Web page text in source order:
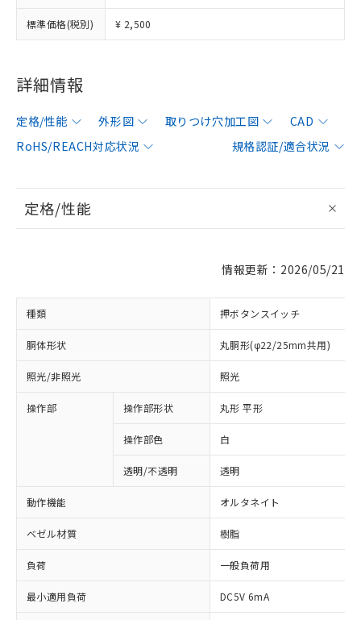
標準価格(税別) ¥ 2,500
詳細情報
定格/性能 外形図 取りつけ穴加工図
CAD
RoHS/REACH対応状況
規格認証/適合状況
定格/性能
情報更新：2026/05/21
種類 押ボタンスイッチ
胴体形状 丸胴形(φ22/25mm共用)
照光/非照光 照光
操作部 操作部形状 丸形 平形
操作部色 白
透明/不透明 透明
動作機能 オルタネイト
ベゼル材質 樹脂
負荷 一般負荷用
最小適用負荷 DC5V 6mA